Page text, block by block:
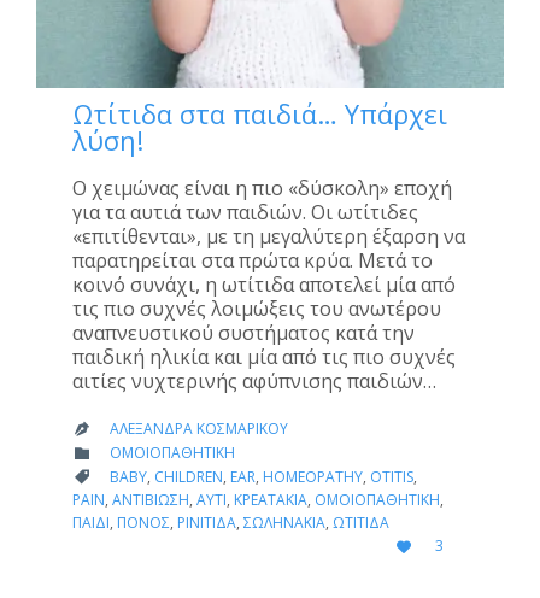
Ωτίτιδα στα παιδιά… Υπάρχει
λύση!
Ο χειμώνας είναι η πιο «δύσκολη» εποχή
για τα αυτιά των παιδιών. Οι ωτίτιδες
«επιτίθενται», με τη μεγαλύτερη έξαρση να
παρατηρείται στα πρώτα κρύα. Μετά το
κοινό συνάχι, η ωτίτιδα αποτελεί μία από
τις πιο συχνές λοιμώξεις του ανωτέρου
αναπνευστικού συστήματος κατά την
παιδική ηλικία και μία από τις πιο συχνές
αιτίες νυχτερινής αφύπνισης παιδιών…
 ΑΛΕΞΆΝΔΡΑ ΚΟΣΜΑΡΊΚΟΥ
 CATEGORY
ΟΜΟΙΟΠΑΘΗΤΙΚΉ
 CATEGORY
BABY, CHILDREN, EAR, HOMEOPATHY, OTITIS,
PAIN, ΑΝΤΙΒΊΩΣΗ, ΑΥΤΊ, ΚΡΕΑΤΆΚΙΑ, ΟΜΟΙΟΠΑΘΗΤΙΚΉ,
ΠΑΙΔΊ, ΠΌΝΟΣ, ΡΙΝΊΤΙΔΑ, ΣΩΛΗΝΆΚΙΑ, ΩΤΊΤΙΔΑ

LOVE
IT
3